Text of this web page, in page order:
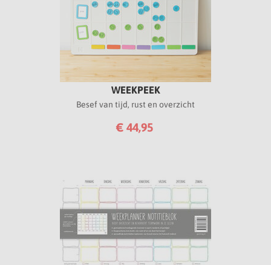
WEEKPEEK
Besef van tijd, rust en overzicht
€ 44,95